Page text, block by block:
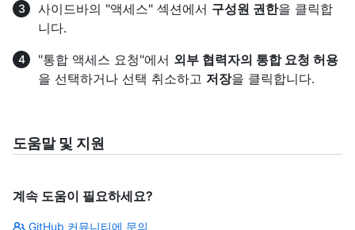
사이드바의 "액세스" 섹션에서 구성원 권한을 클릭합
니다.
"통합 액세스 요청"에서 외부 협력자의 통합 요청 허용
을 선택하거나 선택 취소하고 저장을 클릭합니다.
도움말 및 지원
계속 도움이 필요하세요?
GitHub 커뮤니티에 문의